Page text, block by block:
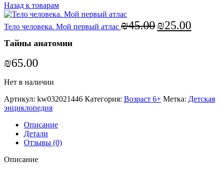
Назад к товарам
Тело человека. Мой первый атлас ₪45.00₪25.00
Тайны анатомии
₪65.00
Нет в наличии
Артикул: kw032021446 Категория: Возраст 6+ Метка: Детская
энциклопедия
Описание
Детали
Отзывы (0)
Описание